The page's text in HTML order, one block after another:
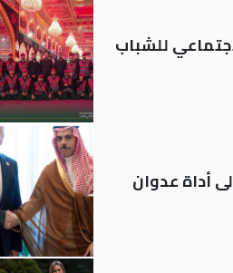
للشباب
أداة عدوان